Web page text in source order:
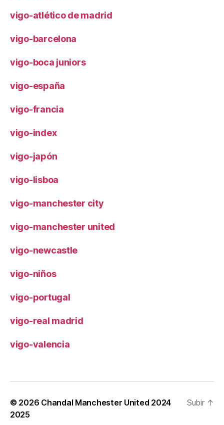
vigo-atlético de madrid
vigo-barcelona
vigo-boca juniors
vigo-españa
vigo-francia
vigo-index
vigo-japón
vigo-lisboa
vigo-manchester city
vigo-manchester united
vigo-newcastle
vigo-niños
vigo-portugal
vigo-real madrid
vigo-valencia
© 2026 Chandal Manchester United 2024
2025
Subir ↑